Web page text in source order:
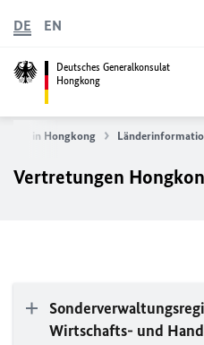
Deutsches Generalkonsulat
Hongkong
DE EN
in Hongkong
Vertretungen
Wirtschafts- und